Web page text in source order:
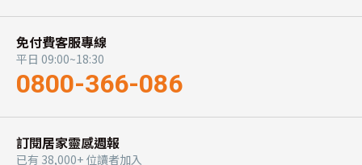
免付費客服專線
平日 09:00~18:30
0800-366-086
訂閱居家靈感週報
已有 38,000+ 位讀者加入